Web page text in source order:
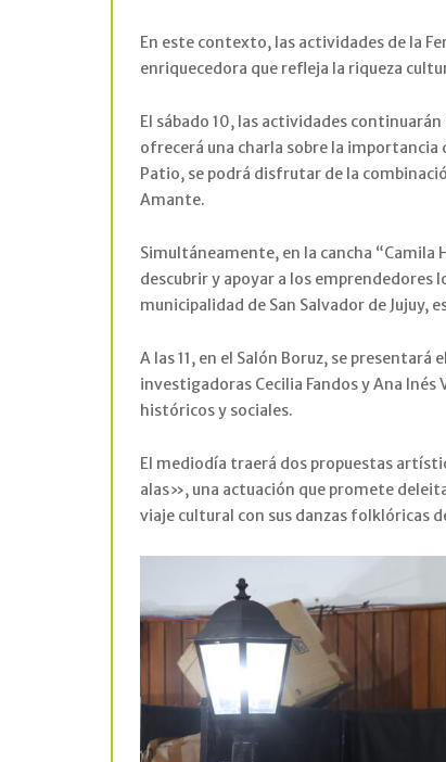
En este contexto, las actividades de la
enriquecedora que refleja la riqueza
El sábado 10, las actividades
ofrecerá una charla sobre la
Patio, se podrá disfrutar de la
Amante.
Simultáneamente, en la cancha “Camila
descubrir y apoyar a los emprendedores
municipalidad de San Salvador de
A las 11, en el Salón Boruz, se
investigadoras Cecilia Fandos y Ana
históricos y sociales.
El mediodía traerá dos propuestas
alas», una actuación que promete
viaje cultural con sus danzas folklóricas